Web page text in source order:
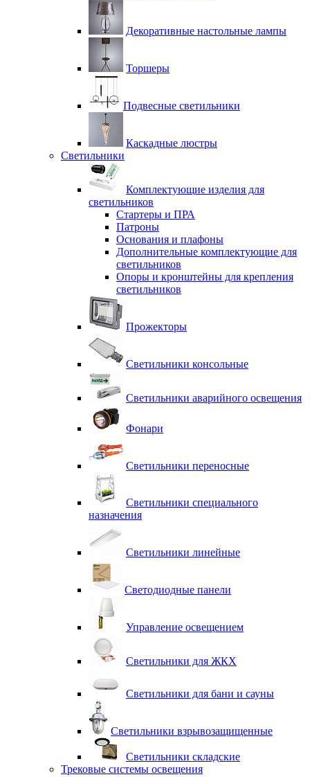
Декоративные настольные лампы
Торшеры
Подвесные светильники
Каскадные люстры
Светильники
Комплектующие изделия для
светильников
Стартеры и ПРА
Патроны
Основания и плафоны
Дополнительные комплектующие для
светильников
Опоры и кронштейны для крепления
светильников
Прожекторы
Светильники консольные
Светильники аварийного освещения
Фонари
Светильники переносные
Светильники специального
назначения
Светильники линейные
Светодиодные панели
Управление освещением
Светильники для ЖКХ
Светильники для бани и сауны
Светильники взрывозащищенные
Светильники складские
Трековые системы освещения